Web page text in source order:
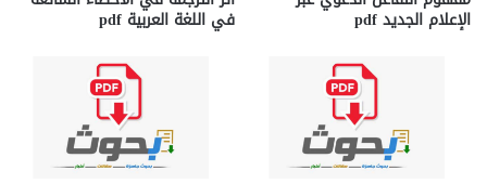
الإعلام الجديد pdf في اللغة العربية pdf